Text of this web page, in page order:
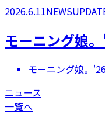
2026.6.11NEWS
モーニング娘
モーニング娘。
ニュース
一覧へ